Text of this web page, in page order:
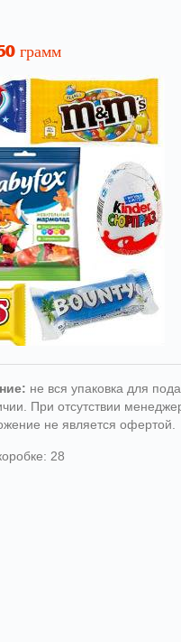
грамм
не вся упаковка для
При отсутствии
не является офертой.
28